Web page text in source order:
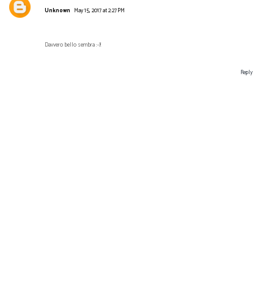
Unknown May 15, 2017 at 2:27 PM
Davvero bello sembra :-)!
Reply